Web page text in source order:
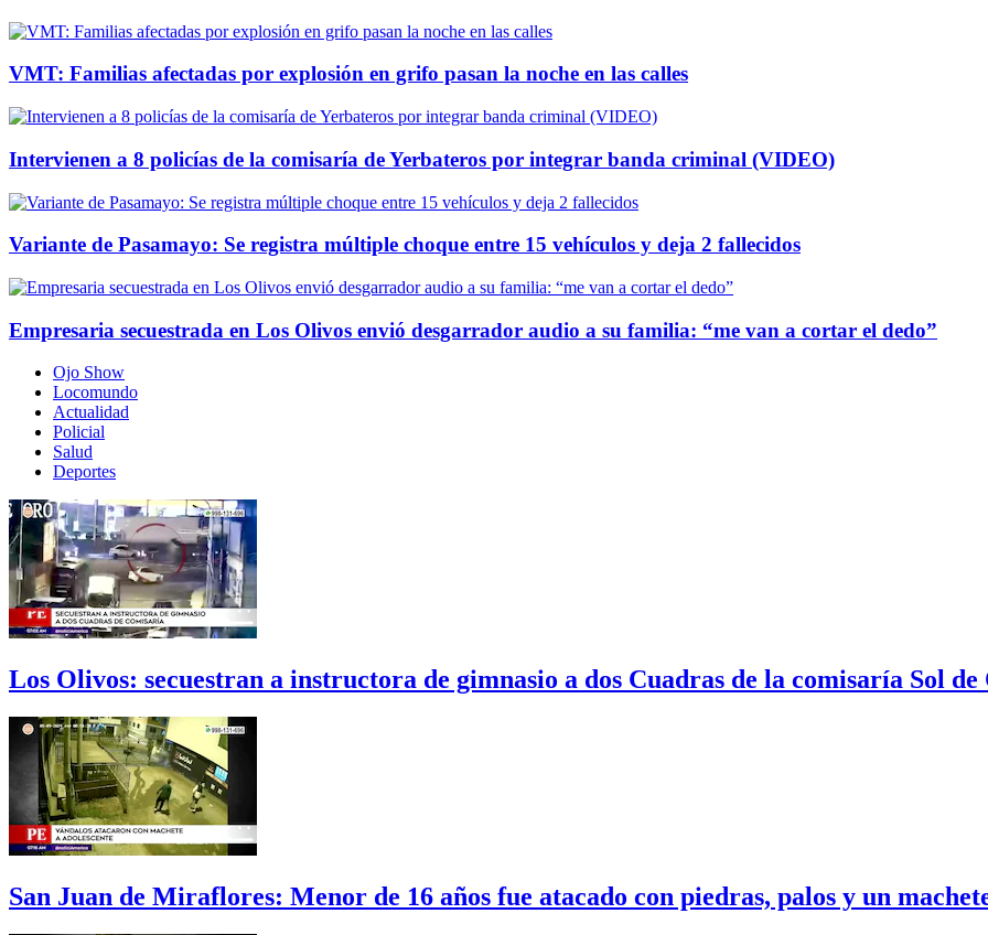
VMT: Familias afectadas por explosión en grifo pasan la noche en las calles
Intervienen a 8 policías de la comisaría de Yerbateros por integrar banda criminal (VIDEO)
Variante de Pasamayo: Se registra múltiple choque entre 15 vehículos y deja 2 fallecidos
Empresaria secuestrada en Los Olivos envió desgarrador audio a su familia: “me van a cortar el dedo”
Ojo Show
Locomundo
Actualidad
Policial
Salud
Deportes
Los Olivos: secuestran a instructora de gimnasio a dos Cuadras de la comisaría Sol de
San Juan de Miraflores: Menor de 16 años fue atacado con piedras, palos y un